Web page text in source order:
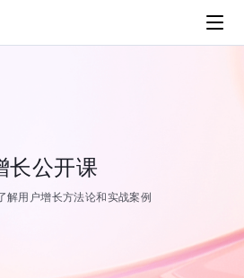
长公开课
解用户增长方法论和实战案例